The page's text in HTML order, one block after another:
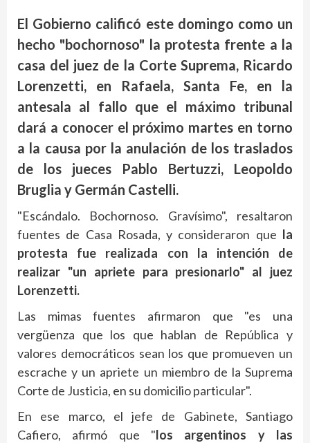
El Gobierno calificó este domingo como un
hecho "bochornoso" la protesta frente a la
casa del juez de la Corte Suprema, Ricardo
Lorenzetti, en Rafaela, Santa Fe, en la
antesala al fallo que el máximo tribunal
dará a conocer el próximo martes en torno
a la causa por la anulación de los traslados
de los jueces Pablo Bertuzzi, Leopoldo
Bruglia y Germán Castelli.
"Escándalo. Bochornoso. Gravísimo", resaltaron
fuentes de Casa Rosada, y consideraron que la
protesta fue realizada con la intención de
realizar "un apriete para presionarlo" al juez
Lorenzetti.
Las mimas fuentes afirmaron
que "es una
vergüenza que los que hablan de República y
valores democráticos sean los que promueven un
escrache y un apriete un miembro de la Suprema
Corte de Justicia, en su domicilio particular".
En ese marco, el jefe de Gabinete, Santiago
Cafiero, afirmó que "los argentinos y las